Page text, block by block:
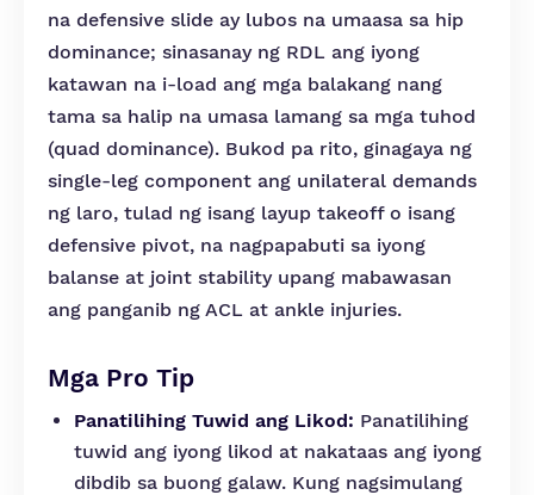
na defensive slide ay lubos na umaasa sa hip
dominance; sinasanay ng RDL ang iyong
katawan na i-load ang mga balakang nang
tama sa halip na umasa lamang sa mga tuhod
(quad dominance). Bukod pa rito, ginagaya ng
single-leg component ang unilateral demands
ng laro, tulad ng isang layup takeoff o isang
defensive pivot, na nagpapabuti sa iyong
balanse at joint stability upang mabawasan
ang panganib ng ACL at ankle injuries.
Mga Pro Tip
Panatilihing Tuwid ang Likod: Panatilihing
tuwid ang iyong likod at nakataas ang iyong
dibdib sa buong galaw. Kung nagsimulang